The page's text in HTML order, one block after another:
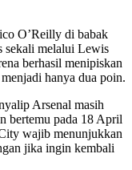
O’Reilly di babak
sekali melalui Lewis
berhasil menipiskan
hanya dua poin.
Arsenal masih
bertemu pada 18 April
wajib menunjukkan
jika ingin kembali